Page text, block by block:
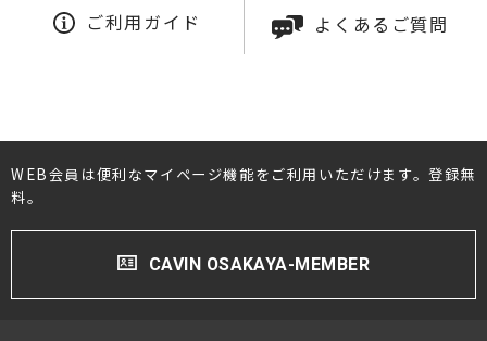
ご利用ガイド よくあるご質問
WEB会員は便利なマイページ機能をご利用いただけます。登録無
料。
CAVIN OSAKAYA-MEMBER